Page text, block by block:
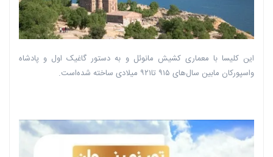
این ‏کلیسا با معماری کشیش مانوئل و به دستور گاغیک اول و پادشاه
واسپورکان مابین سال‌های ‏‏۹۱۵ تا۹۲۱ میلادی ساخته شده‌است‎.‎ ‏